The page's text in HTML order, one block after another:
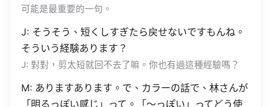
可能是最重要的一句。
J: そうそう、短くしすぎたら戻せないですもんね。
そういう経験あります？
J: 對對，剪太短就回不去了嘛。你也有過這種經驗嗎？
M: ありますあります。で、カラーの話で、林さんが
「明るっぽい感じ」って。「〜っぽい」ってどう使